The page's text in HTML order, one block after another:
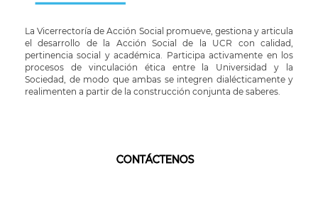
La Vicerrectoría de Acción Social promueve, gestiona y articula
el desarrollo de la Acción Social de la UCR con calidad,
pertinencia social y académica. Participa activamente en los
procesos de vinculación ética entre la Universidad y la
Sociedad, de modo que ambas se integren dialécticamente y
realimenten a partir de la construcción conjunta de saberes.
CONTÁCTENOS